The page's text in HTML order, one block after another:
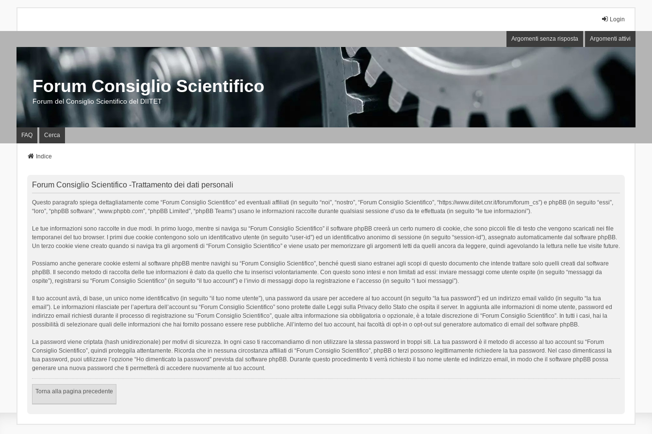
Login
Argomenti senza risposta Argomenti attivi
Forum Consiglio Scientifico
Forum del Consiglio Scientifico del DIITET
FAQ Cerca
Indice
Forum Consiglio Scientifico -Trattamento dei dati personali
Questo paragrafo spiega dettagliatamente come “Forum Consiglio Scientifico” ed eventuali affiliati (in seguito “noi”, “nostro”, “Forum Consiglio Scientifico”, “https://www.diitet.cnr.it/forum/forum_cs”) e phpBB (in seguito “essi”,
“loro”, “phpBB software”, “www.phpbb.com”, “phpBB Limited”, “phpBB Teams”) usano le informazioni raccolte durante qualsiasi sessione d’uso da te effettuata (in seguito “le tue informazioni”).
Le tue informazioni sono raccolte in due modi. In primo luogo, mentre si naviga su “Forum Consiglio Scientifico” il software phpBB creerà un certo numero di cookie, che sono piccoli file di testo che vengono scaricati nei file
temporanei del tuo browser. I primi due cookie contengono solo un identificativo utente (in seguito “user-id”) ed un identificativo anonimo di sessione (in seguito “session-id”), assegnato automaticamente dal software phpBB.
Un terzo cookie viene creato quando si naviga tra gli argomenti di “Forum Consiglio Scientifico” e viene usato per memorizzare gli argomenti letti da quelli ancora da leggere, quindi agevolando la lettura nelle tue visite future.
Possiamo anche generare cookie esterni al software phpBB mentre navighi su “Forum Consiglio Scientifico”, benché questi siano estranei agli scopi di questo documento che intende trattare solo quelli creati dal software
phpBB. Il secondo metodo di raccolta delle tue informazioni è dato da quello che tu inserisci volontariamente. Con questo sono intesi e non limitati ad essi: inviare messaggi come utente ospite (in seguito “messaggi da
ospite”), registrarsi su “Forum Consiglio Scientifico” (in seguito “il tuo account”) e l’invio di messaggi dopo la registrazione e l’accesso (in seguito “i tuoi messaggi”).
Il tuo account avrà, di base, un unico nome identificativo (in seguito “il tuo nome utente”), una password da usare per accedere al tuo account (in seguito “la tua password”) ed un indirizzo email valido (in seguito “la tua
email”). Le informazioni rilasciate per l’apertura dell’account su “Forum Consiglio Scientifico” sono protette dalle Leggi sulla Privacy dello Stato che ospita il server. In aggiunta alle informazioni di nome utente, password ed
indirizzo email richiesti durante il processo di registrazione su “Forum Consiglio Scientifico”, quale altra informazione sia obbligatoria o opzionale, è a totale discrezione di “Forum Consiglio Scientifico”. In tutti i casi, hai la
possibilità di selezionare quali delle informazioni che hai fornito possano essere rese pubbliche. All’interno del tuo account, hai facoltà di opt-in o opt-out sul generatore automatico di email del software phpBB.
La password viene criptata (hash unidirezionale) per motivi di sicurezza. In ogni caso ti raccomandiamo di non utilizzare la stessa password in troppi siti. La tua password è il metodo di accesso al tuo account su “Forum
Consiglio Scientifico”, quindi proteggila attentamente. Ricorda che in nessuna circostanza affiliati di “Forum Consiglio Scientifico”, phpBB o terzi possono legittimamente richiedere la tua password. Nel caso dimenticassi la
tua password, puoi utilizzare l’opzione “Ho dimenticato la password” prevista dal software phpBB. Durante questo procedimento ti verrà richiesto il tuo nome utente ed indirizzo email, in modo che il software phpBB possa
generare una nuova password che ti permetterà di accedere nuovamente al tuo account.
Torna alla pagina precedente